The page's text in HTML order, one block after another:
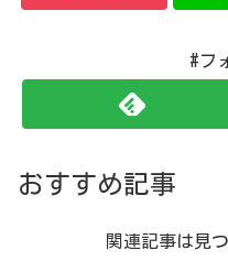
#フ
おすすめ記事
関連記事は見